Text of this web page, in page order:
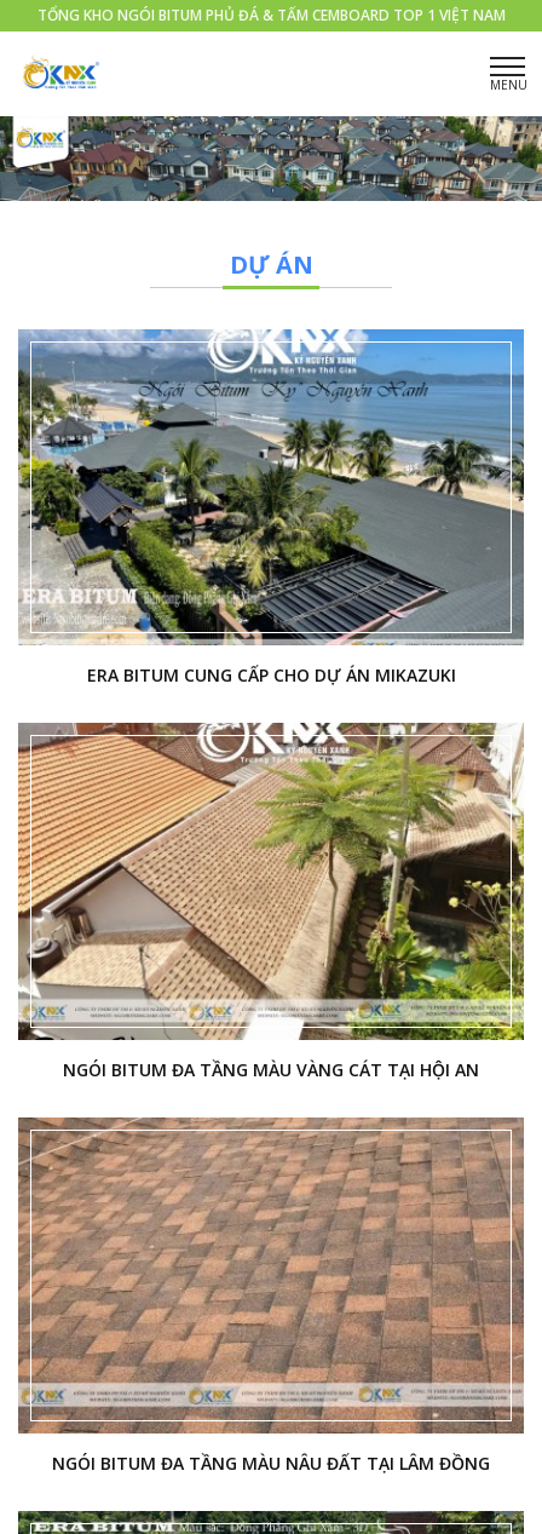
TỔNG KHO NGÓI BITUM PHỦ ĐÁ & TẤM CEMBOARD TOP 1 VIỆT NAM
DỰ ÁN
ERA BITUM CUNG CẤP CHO DỰ ÁN MIKAZUKI
NGÓI BITUM ĐA TẦNG MÀU VÀNG CÁT TẠI HỘI AN
NGÓI BITUM ĐA TẦNG MÀU NÂU ĐẤT TẠI LÂM ĐỒNG